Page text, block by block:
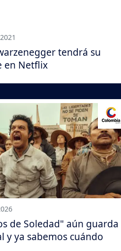
tendrá su
en Netflix
de Soledad" aún guarda
y ya sabemos cuándo